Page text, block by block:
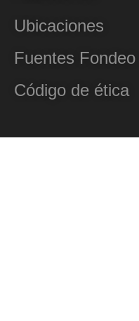
Ubicaciones
Fuentes Fondeo
Código de ética